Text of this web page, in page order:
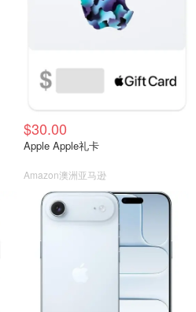
$30.00
Apple Apple礼卡
Amazon澳洲亚马逊